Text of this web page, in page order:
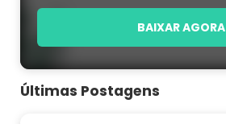
BAIXAR AGORA
Últimas Postagens